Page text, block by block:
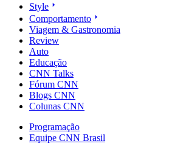
Style
Comportamento
Viagem & Gastronomia
Review
Auto
Educação
CNN Talks
Fórum CNN
Blogs CNN
Colunas CNN
Programação
Equipe CNN Brasil